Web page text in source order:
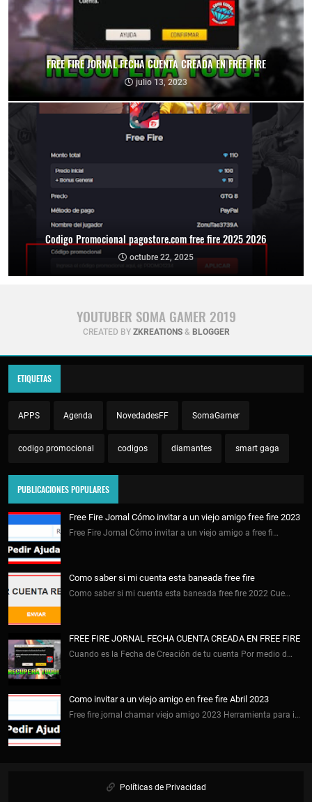
FREE FIRE JORNAL FECHA CUENTA CREADA EN FREE FIRE
julio 13, 2023
Codigo Promocional pagostore.com free fire 2025 2026
octubre 22, 2025
YOUTUBER SOMA GAMER 2019
CREATED BY ZKREATIONS& BLOGGER
ETIQUETAS
APPS Agenda NovedadesFF SomaGamer
codigo promocional codigos diamantes smart gaga
PUBLICACIONES POPULARES
Free Fire Jornal Cómo invitar a un viejo amigo free fire 2023
Free Fire Jornal Cómo invitar a un viejo amigo a free fi…
Como saber si mi cuenta esta baneada free fire
Como saber si mi cuenta esta baneada free fire 2022 Cue…
FREE FIRE JORNAL FECHA CUENTA CREADA EN FREE FIRE
Cuando es la Fecha de Creación de tu cuenta Por medio d…
Como invitar a un viejo amigo en free fire Abril 2023
Free fire jornal chamar viejo amigo 2023 Herramienta para i…
Políticas de Privacidad